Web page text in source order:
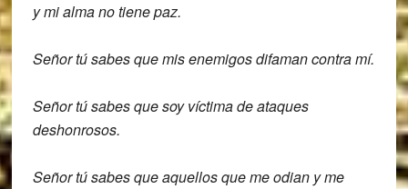
y mi alma no tienepaz.
Señor tú sabes que mis enemigos difamancontra mí.
Señor tú sabes que soy víctimade ataques
deshonrosos.
Señor tú sabes que aquellos que me odian y me